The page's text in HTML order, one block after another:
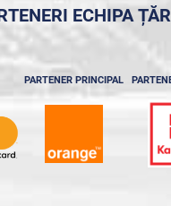
ECHIPA
PARTENER PRINCIPAL